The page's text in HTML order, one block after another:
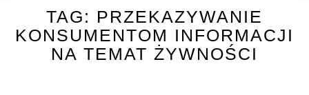
TAG: PRZEKAZYWANIE
KONSUMENTOM INFORMACJI
NA TEMAT ŻYWNOŚCI